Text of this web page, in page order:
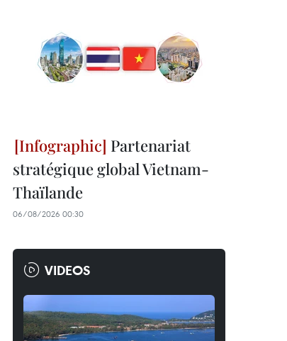
Partenariat
stratégique global Vietnam-
Thaïlande
06/08/2026 00:30
VIDEOS